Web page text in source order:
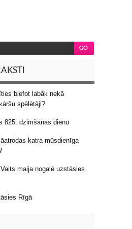
blefot labāk nekā
spēlētāji?
825. dzimšanas dienu
katra mūsdienīga
maija nogalē uzstāsies
Rīgā